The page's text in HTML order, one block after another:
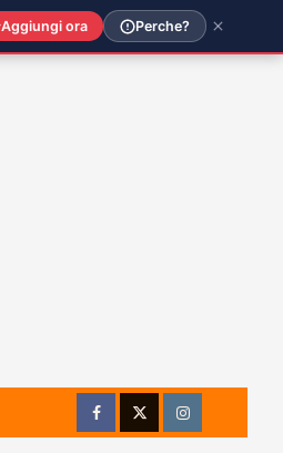
FacebookTwitterInstagram
Aggiungi ora Perche?